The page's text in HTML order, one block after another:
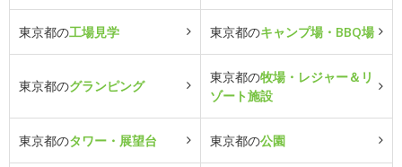
東京都の工場見学 東京都のキャンプ場・BBQ場
東京都のグランピング
東京都の牧場・レジャー＆リ
ゾート施設
東京都のタワー・展望台 東京都の公園